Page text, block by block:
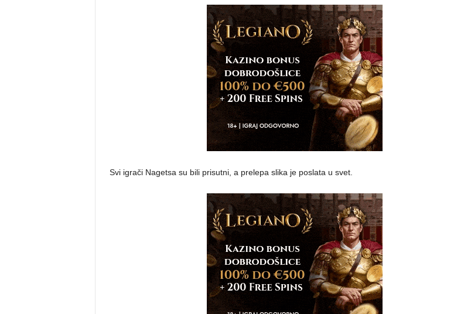
Svi igrači Nagetsa su bili prisutni, a prelepa slika je poslata u svet.